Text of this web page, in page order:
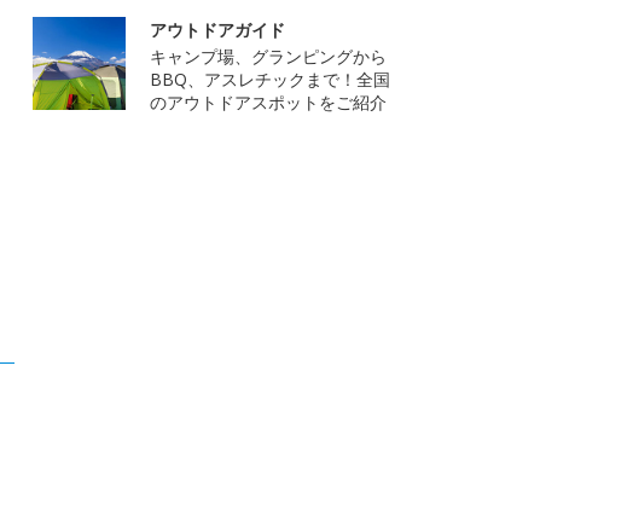
アウトドアガイド
キャンプ場、グランピングから
BBQ、アスレチックまで！全国
のアウトドアスポットをご紹介